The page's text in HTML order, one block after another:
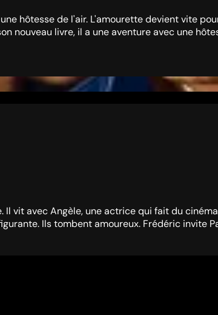
hôtesse de l'air. L'amourette devient vite
nouveau livre, il a une aventure avec une
vit avec Angèle, une actrice qui fait du
Ils tombent amoureux. Frédéric invite